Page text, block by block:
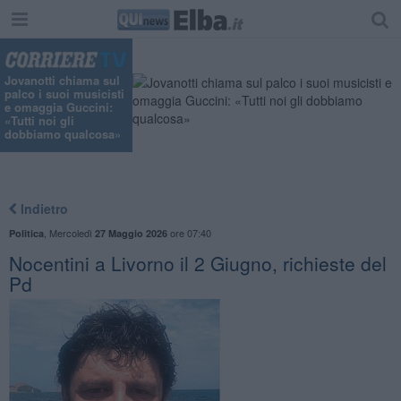
Jovanotti chiama sul
palco i suoi musicisti
e omaggia Guccini:
«Tutti noi gli
dobbiamo qualcosa»
Indietro
Politica Mercoledì 27 Maggio 2026ore 07:40
Nocentini a Livorno il 2 Giugno, richieste del
Pd